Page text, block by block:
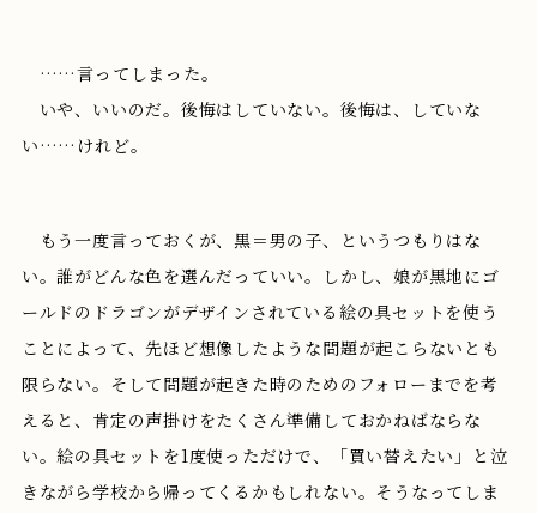
……言ってしまった。
いや、いいのだ。後悔はしていない。後悔は、していな
い……けれど。
もう一度言っておくが、黒＝男の子、というつもりはな
い。誰がどんな色を選んだっていい。しかし、娘が黒地にゴ
ールドのドラゴンがデザインされている絵の具セットを使う
ことによって、先ほど想像したような問題が起こらないとも
限らない。そして問題が起きた時のためのフォローまでを考
えると、肯定の声掛けをたくさん準備しておかねばならな
い。絵の具セットを1度使っただけで、「買い替えたい」と泣
きながら学校から帰ってくるかもしれない。そうなってしま